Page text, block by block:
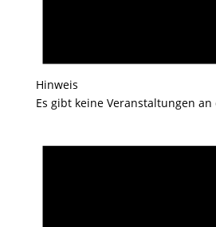
Hinweis
Es gibt keine Veranstaltungen an